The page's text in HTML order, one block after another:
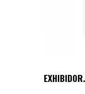
EXHIBIDOR.